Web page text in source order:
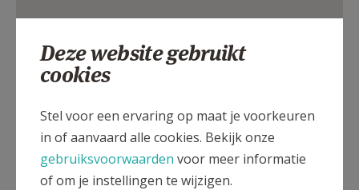
Deze website gebruikt
cookies
Stel voor een ervaring op maat je voorkeuren
in of aanvaard alle cookies. Bekijk onze
gebruiksvoorwaarden voor meer informatie
of om je instellingen te wijzigen.